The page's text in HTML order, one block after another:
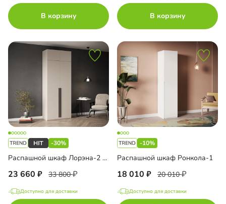
В корзину В корзину
-30%
Распашной шкаф Лорэна-2 с антресолью
23 660 33 800
Доступно для доставки
-10%
Распашной шкаф Ронкола-1
18 010 20 010
Доступно для доставки